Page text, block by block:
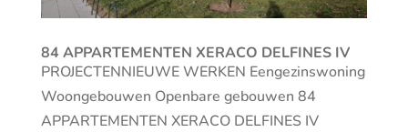
84 APPARTEMENTEN XERACO DELFINES IV
PROJECTENNIEUWE WERKEN Eengezinswoning
Woongebouwen Openbare gebouwen 84
APPARTEMENTEN XERACO DELFINES IV